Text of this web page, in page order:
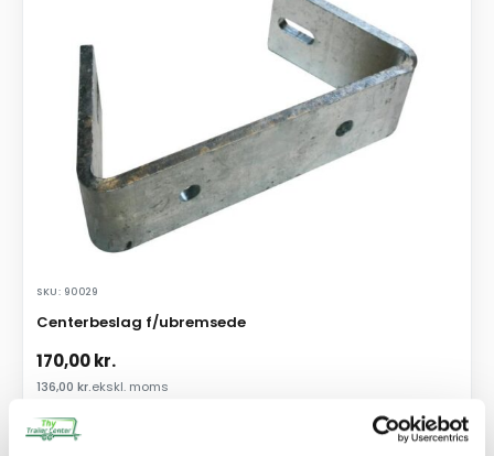
SKU: 90029
Centerbeslag f/ubremsede
170,00kr.
136,00 kr.ekskl. moms
Afhentning og forsendelse